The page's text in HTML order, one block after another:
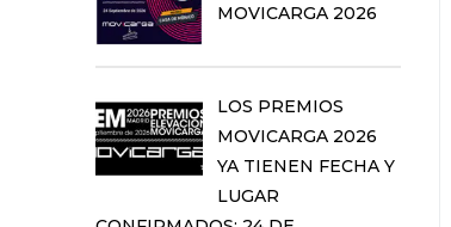
MOVICARGA 2026
LOS PREMIOS
MOVICARGA 2026
YA TIENEN FECHA Y
LUGAR